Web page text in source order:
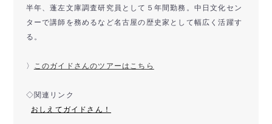
半年、蓬左文庫調査研究員として５年間勤務。中日文化セン
ターで講師を務めるなど名古屋の歴史家として幅広く活躍す
る。
〉 このガイドさんのツアーはこちら
◇関連リンク
おしえてガイドさん！